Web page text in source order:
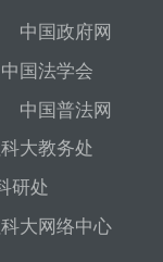
中国政府网
中国法学会
中国普法网
大教务处
研处
大网络中心